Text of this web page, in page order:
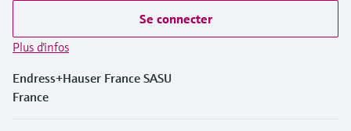
Se connecter
Plus d'infos
Endress+Hauser France SASU
France